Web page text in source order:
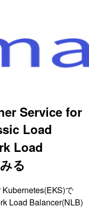
Service for
Load
Load
る
で
Load Balancer(NLB)